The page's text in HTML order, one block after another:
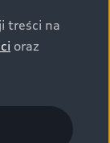
treści na
oraz
pod
wymagania
z
wg
sieci